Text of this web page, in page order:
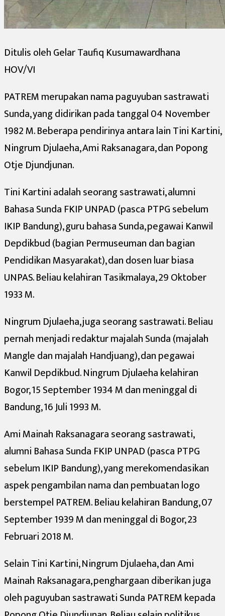
Ditulis oleh Gelar Taufiq Kusumawardhana
HOV/VI
PATREM merupakan nama paguyuban sastrawati
Sunda, yang didirikan pada tanggal 04 November
1982 M. Beberapa pendirinya antara lain Tini Kartini,
Ningrum Djulaeha, Ami Raksanagara, dan Popong
Otje Djundjunan.
Tini Kartini adalah seorang sastrawati, alumni
Bahasa Sunda FKIP UNPAD (pasca PTPG sebelum
IKIP Bandung), guru bahasa Sunda, pegawai Kanwil
Depdikbud (bagian Permuseuman dan bagian
Pendidikan Masyarakat), dan dosen luar biasa
UNPAS. Beliau kelahiran Tasikmalaya, 29 Oktober
1933 M.
Ningrum Djulaeha, juga seorang sastrawati. Beliau
pernah menjadi redaktur majalah Sunda (majalah
Mangle dan majalah Handjuang), dan pegawai
Kanwil Depdikbud. Ningrum Djulaeha kelahiran
Bogor, 15 September 1934 M dan meninggal di
Bandung, 16 Juli 1993 M.
Ami Mainah Raksanagara seorang sastrawati,
alumni Bahasa Sunda FKIP UNPAD (pasca PTPG
sebelum IKIP Bandung), yang merekomendasikan
aspek pengambilan nama dan pembuatan logo
berstempel PATREM. Beliau kelahiran Bandung, 07
September 1939 M dan meninggal di Bogor, 23
Februari 2018 M.
Selain Tini Kartini, Ningrum Djulaeha, dan Ami
Mainah Raksanagara, penghargaan diberikan juga
oleh paguyuban sastrawati Sunda PATREM kepada